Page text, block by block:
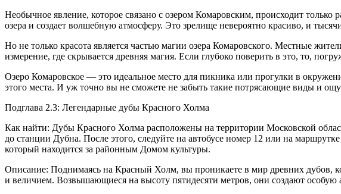
Необычное явление, которое связано с озером Комаровским, происходит
озера и создает волшебную атмосферу. Это зрелище невероятно красиво, и
Но не только красота является частью магии озера Комаровского. Местные
измерение, где скрывается древняя магия. Если глубоко поверить в это, то,
Озеро Комаровское — это идеальное место для пикника или прогулки в
этого места. И уж точно вы не сможете не забыть такие потрясающие виды и
Подглава 2.3: Легендарные дубы Красного Холма
Как найти: Дубы Красного Холма расположены на территории Московской
до станции Дубна. После этого, следуйте на автобусе номер 12 или на
который находится за районным Домом культуры.
Описание: Поднимаясь на Красный Холм, вы проникаете в мир древних дубов,
и величием. Возвышающиеся на высоту пятидесяти метров, они создают особую